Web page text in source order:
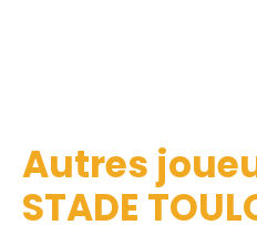
Autres
STADE